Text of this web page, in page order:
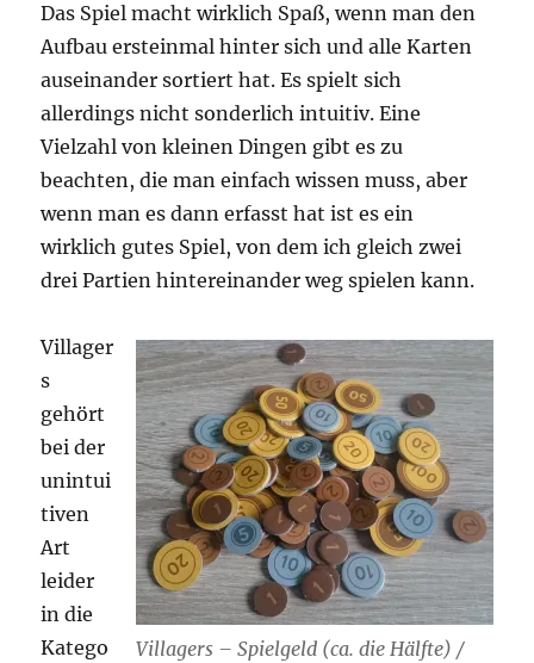
Das Spiel macht wirklich Spaß, wenn man den
Aufbau ersteinmal hinter sich und alle Karten
auseinander sortiert hat. Es spielt sich
allerdings nicht sonderlich intuitiv. Eine
Vielzahl von kleinen Dingen gibt es zu
beachten, die man einfach wissen muss, aber
wenn man es dann erfasst hat ist es ein
wirklich gutes Spiel, von dem ich gleich zwei
drei Partien hintereinander weg spielen kann.
Villagers – Spielgeld (ca. die Hälfte) /
Villager
s
gehört
bei der
unintui
tiven
Art
leider
in die
Katego